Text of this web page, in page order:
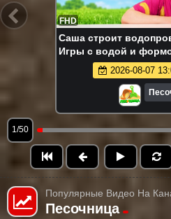
FHD
Саша строит
Игры с водой и
2026-08-07
1/50
Популярные Видео На
Песочница